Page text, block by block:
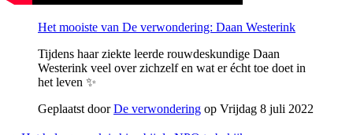
Het mooiste van De verwondering: Daan Westerink
Tijdens haar ziekte leerde rouwdeskundige Daan
Westerink veel over zichzelf en wat er écht toe doet in
het leven ✨
Geplaatst doorDe verwondering op Vrijdag 8 juli 2022